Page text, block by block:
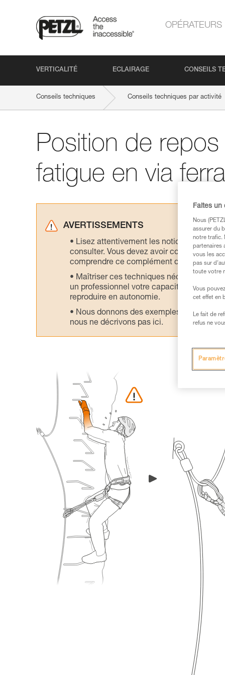
OPÉRATEURS
VERTICALITÉ ECLAIRAGE CONSEILS
Conseils techniques Conseils techniques par activité
Position de
fatigue en via
AVERTISSEMENTS
Lisez attentivement les notices
consulter. Vous devez avoir compris les
comprendre ce complément
Maîtriser ces techniques nécessite une
un professionnel votre capacité à refaire
reproduire en autonomie.
Nous donnons des exemples de
nous ne décrivons pas ici.
Faites un
Nous
assurer du
notre trafic.
partenaires
vous les
pas sur
toute votre
Vous
cet effet en
Le fait de
refus ne